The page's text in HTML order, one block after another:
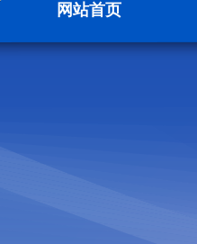
网站首页